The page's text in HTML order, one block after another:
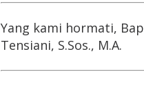
Yang kami hormati,
Tensiani, S.Sos., M.A.